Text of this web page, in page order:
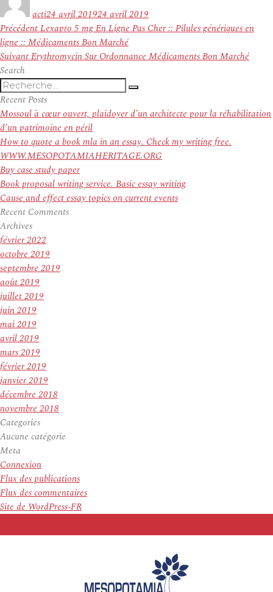
actile
24 avril 201924 avril 2019
Navigation
de
l’article
PrécédentArticle
précédent :
Lexapro 5 mg En Ligne Pas Cher :: Pilules génériques en
ligne :: Médicaments Bon Marché
SuivantArticle
Erythromycin Sur Ordonnance Médicaments Bon Marché
Search
Recherche
pour
:
Recherche
Recent Posts
Mossoul à cœur ouvert, plaidoyer d’un architecte pour la réhabilitation
d’un patrimoine en péril
How to quote a book mla in an essay. Check my writing free.
WWW.MESOPOTAMIAHERITAGE.ORG
Buy case study paper
Book proposal writing service. Basic essay writing
Cause and effect essay topics on current events
Recent Comments
Archives
février 2022
octobre 2019
septembre 2019
août 2019
juillet 2019
juin 2019
mai 2019
avril 2019
mars 2019
février 2019
janvier 2019
décembre 2018
novembre 2018
Categories
Aucune catégorie
Meta
Connexion
Flux des publications
Flux des commentaires
Site de WordPress-FR